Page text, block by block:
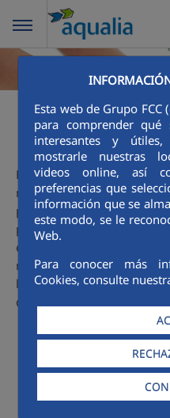
Esta web de Grupo
para comprender qué
interesantes y
mostrarle nuestras
videos online, así
preferencias que
información que se
este modo, se le
Web.
Para conocer más
Cookies, consulte
Ciclo
El agua es un gran tesoro y
nuestro entorno: en el mar,
pero para que llegue hasta
parques, industrias... y la
ella, nadar en la piscina,
necesario que el agua siga
labor de Aqualia y te
detalle, las fases de este